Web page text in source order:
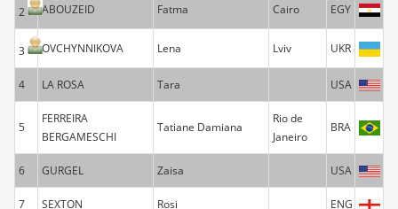
2 ABOUZEID Fatma Cairo EGY
3 OVCHYNNIKOVA Lena Lviv UKR
4 LA ROSA Tara USA
5
FERREIRA
BERGAMESCHI
Tatiane Damiana
Rio de
Janeiro
BRA
6 GURGEL Zaisa USA
7 SEXTON Rosi ENG